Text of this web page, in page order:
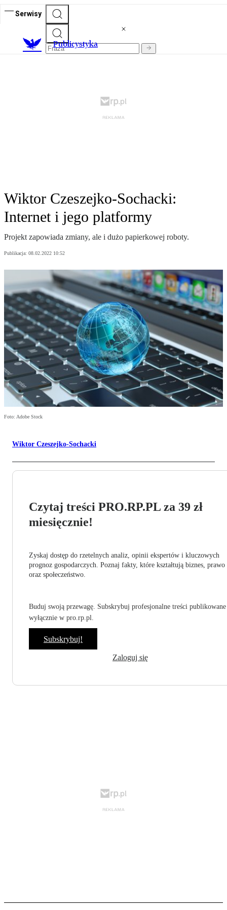
Serwisy
Publicystyka
Wiktor Czeszejko-Sochacki:
Internet i jego platformy
Projekt zapowiada zmiany, ale i dużo papierkowej roboty.
Publikacja: 08.02.2022 10:52
Foto: Adobe Stock
Wiktor Czeszejko-Sochacki
Czytaj treści PRO.RP.PL za 39 zł
miesięcznie!
Zyskaj dostęp do rzetelnych analiz, opinii ekspertów i kluczowych
prognoz gospodarczych. Poznaj fakty, które kształtują biznes, prawo
oraz społeczeństwo.
Buduj swoją przewagę. Subskrybuj profesjonalne treści publikowane
wyłącznie w pro.rp.pl.
Subskrybuj!
Zaloguj się